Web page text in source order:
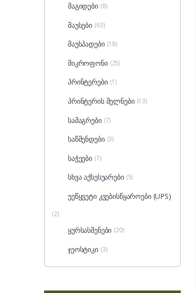
მაგიდები (8)
მაუსები (63)
მაუსპადები (18)
მიკროფონი (25)
პრინტერები (1)
პრინტერის მელნები (13)
სამაგრები (7)
საწმენდები (3)
საჭეები (7)
სხვა აქსესუარები (5)
უეწყვეტი კვებისწყაროები (UPS)
(2)
ყურსასმენები (20)
ჯეოსტიკი (3)